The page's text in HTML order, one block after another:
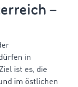
–
in
ist es, die
im östlichen